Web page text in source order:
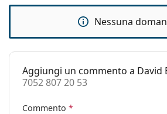
istruzioni prima dell'uso.
(Asta):
145 mm
Ponte:
20 mm
Peso:
110 g
regolabili:
Nessuna
Aggiungi un commento a David
7052 807 20 53
Commento *